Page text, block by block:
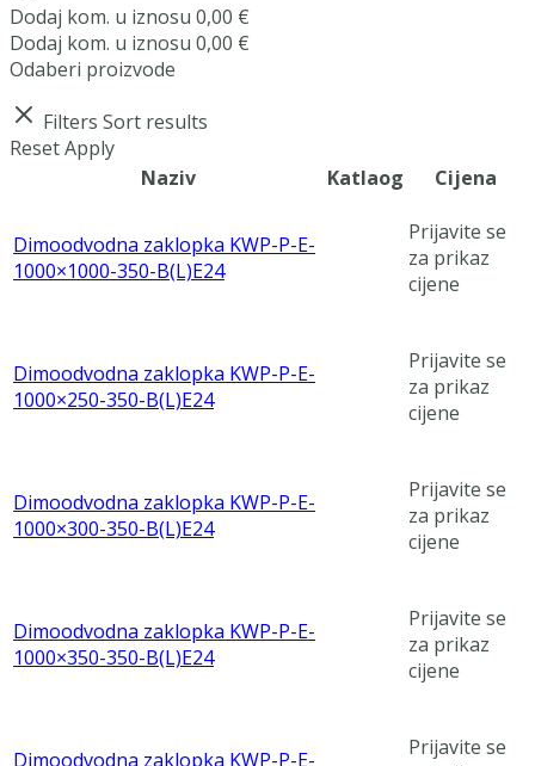
Dodaj kom. u iznosu 0,00 €
Dodaj kom. u iznosu 0,00 €
Odaberi proizvode
Filters Sort results
ResetApply
Naziv
Katlaog Cijena
Dimoodvodna zaklopka KWP-P-E-
1000×1000-350-B(L)E24
Prijavite se
za prikaz
cijene
Dimoodvodna zaklopka KWP-P-E-
1000×250-350-B(L)E24
Prijavite se
za prikaz
cijene
Dimoodvodna zaklopka KWP-P-E-
1000×300-350-B(L)E24
Prijavite se
za prikaz
cijene
Dimoodvodna zaklopka KWP-P-E-
1000×350-350-B(L)E24
Prijavite se
za prikaz
cijene
Dimoodvodna zaklopka KWP-P-E-
Prijavite se